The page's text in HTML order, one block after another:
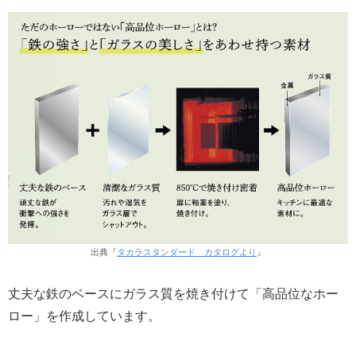
出典『タカラスタンダード カタログより 』
丈夫な鉄のベースにガラス質を焼き付けて「高品位なホー
ロー」を作成しています。